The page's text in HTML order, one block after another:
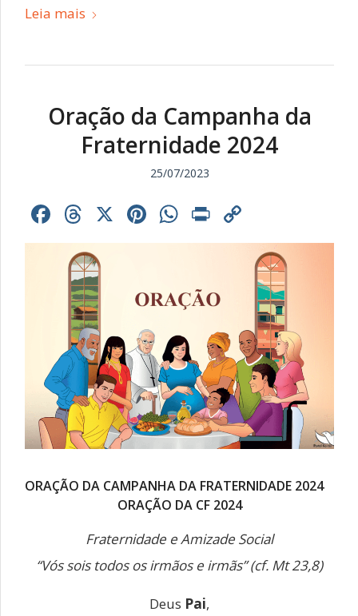
Leia mais
Oração da Campanha da
Fraternidade 2024
25/07/2023
Facebook
Threads
X Pinterest
WhatsApp
Print
Link
ORAÇÃO DA CAMPANHA DA FRATERNIDADE 2024
ORAÇÃO DA CF 2024
Fraternidade e Amizade Social
“Vós sois todos os irmãos e irmãs” (cf. Mt 23,8)
Deus Pai,